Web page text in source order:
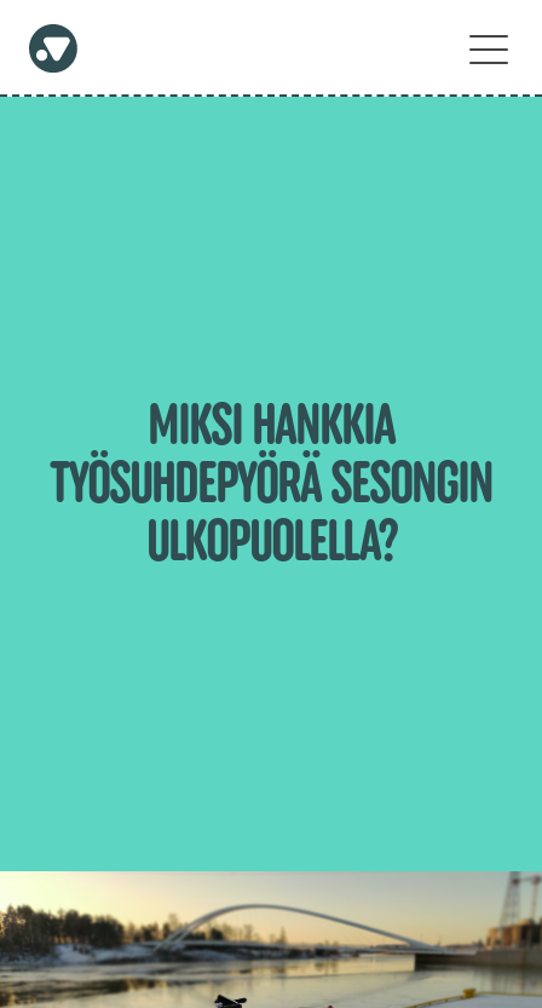
MIKSI HANKKIA
TYÖSUHDEPYÖRÄ SESONGIN
ULKOPUOLELLA?